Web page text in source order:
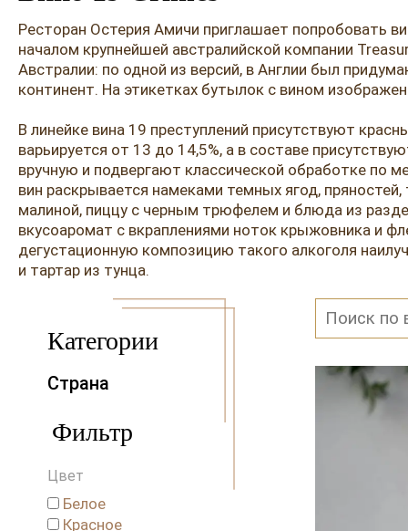
Ресторан Остерия Амичи приглашает попробовать
началом крупнейшей австралийской компании
Австралии: по одной из версий, в Англии был
континент. На этикетках бутылок с вином
В линейке вина 19 преступлений присутствуют
варьируется от 13 до 14,5%, а в составе
вручную и подвергают классической обработке по
вин раскрывается намеками темных ягод,
малиной, пиццу с черным трюфелем и блюда из
вкусоаромат с вкраплениями ноток крыжовника и
дегустационную композицию такого алкоголя
и тартар из тунца.
Категории
Страна
Австрия
Венгрия
Германия
Греция
Фильтр
Цвет
Белое
Красное